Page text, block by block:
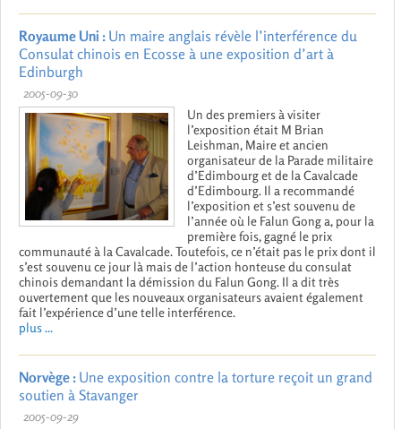
Royaume Uni : Un maire anglais révèle l’interférence du
Consulat chinois en Ecosse à une exposition d’art à
Edinburgh
2005-09-30
Un des premiers à visiter
l’exposition était M Brian
Leishman, Maire et ancien
organisateur de la Parade militaire
d’Edimbourg et de la Cavalcade
d’Edimbourg. Il a recommandé
l’exposition et s’est souvenu de
l’année où le Falun Gong a, pour la
première fois, gagné le prix
communauté à la Cavalcade. Toutefois, ce n’était pas le prix dont il
s’est souvenu ce jour là mais de l’action honteuse du consulat
chinois demandant la démission du Falun Gong. Il a dit très
ouvertement que les nouveaux organisateurs avaient également
fait l’expérience d’une telle interférence.
plus ...
Norvège : Une exposition contre la torture reçoit un grand
soutien à Stavanger
2005-09-29